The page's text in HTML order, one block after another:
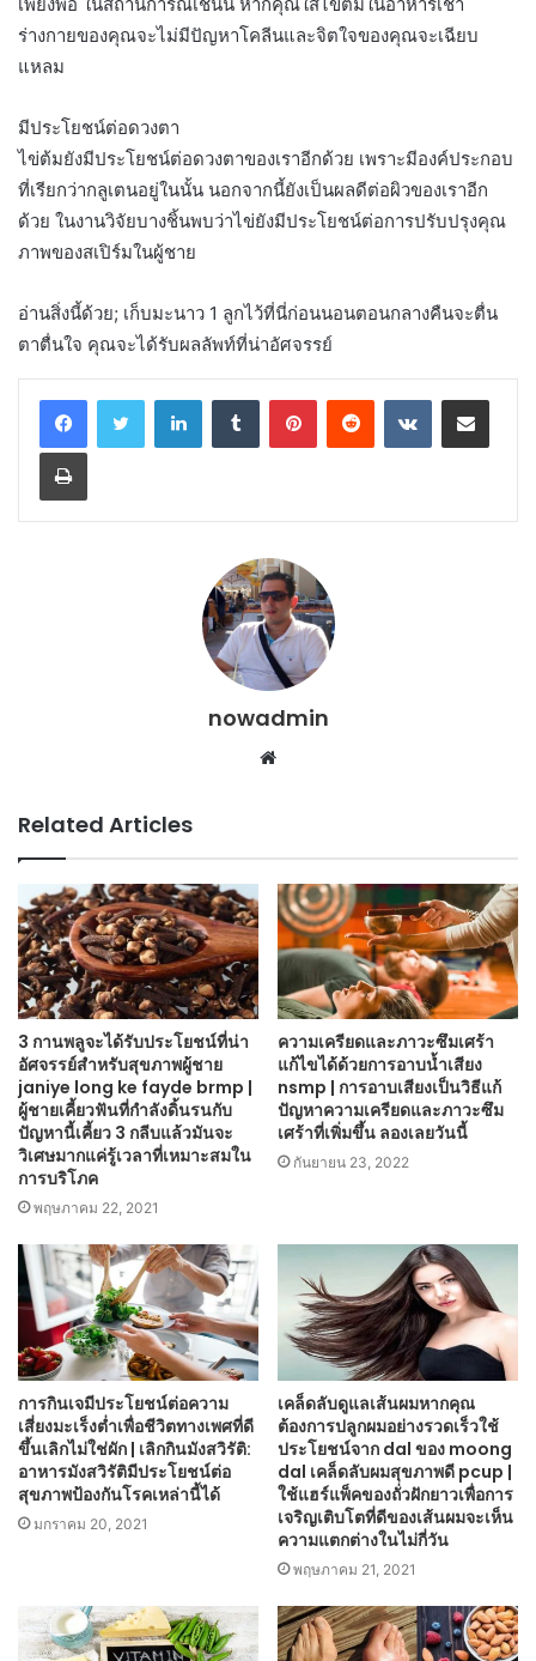
ร่างกายของคุณจะไม่มีปัญหาโคลีนและจิตใจของคุณจะเฉียบ
แหลม
มีประโยชน์ต่อดวงตา
ไข่ต้มยังมีประโยชน์ต่อดวงตาของเราอีกด้วย เพราะมีองค์ประกอบ
ที่เรียกว่ากลูเตนอยู่ในนั้น นอกจากนี้ยังเป็นผลดีต่อผิวของเราอีก
ด้วย ในงานวิจัยบางชิ้นพบว่าไข่ยังมีประโยชน์ต่อการปรับปรุงคุณ
ภาพของสเปิร์มในผู้ชาย
อ่านสิ่งนี้ด้วย; เก็บมะนาว 1 ลูกไว้ที่นี่ก่อนนอนตอนกลางคืนจะตื่น
ตาตื่นใจ คุณจะได้รับผลลัพท์ที่น่าอัศจรรย์
LinkedInTumblr PinterestReddit VKontakteShare via Email
Print
nowadmin
Website
Related Articles
3 กานพลูจะได้รับประโยชน์ที่น่า
อัศจรรย์สำหรับสุขภาพผู้ชาย
janiye long ke fayde brmp |
ผู้ชายเคี้ยวฟันที่กำลังดิ้นรนกับ
ปัญหานี้เคี้ยว 3 กลีบแล้วมันจะ
วิเศษมากแค่รู้เวลาที่เหมาะสมใน
การบริโภค
พฤษภาคม 22, 2021
ความเครียดและภาวะซึมเศร้า
แก้ไขได้ด้วยการอาบน้ำเสียง
nsmp | การอาบเสียงเป็นวิธีแก้
ปัญหาความเครียดและภาวะซึม
เศร้าที่เพิ่มขึ้น ลองเลยวันนี้
กันยายน 23, 2022
การกินเจมีประโยชน์ต่อความ
เสี่ยงมะเร็งต่ำเพื่อชีวิตทางเพศที่ดี
ขึ้นเลิกไม่ใช่ผัก | เลิกกินมังสวิรัติ:
อาหารมังสวิรัติมีประโยชน์ต่อ
สุขภาพป้องกันโรคเหล่านี้ได้
มกราคม 20, 2021
เคล็ดลับดูแลเส้นผมหากคุณ
ต้องการปลูกผมอย่างรวดเร็วใช้
ประโยชน์จาก dal ของ moong
dal เคล็ดลับผมสุขภาพดี pcup |
ใช้แฮร์แพ็คของถั่วฝักยาวเพื่อการ
เจริญเติบโตที่ดีของเส้นผมจะเห็น
ความแตกต่างในไม่กี่วัน
พฤษภาคม 21, 2021